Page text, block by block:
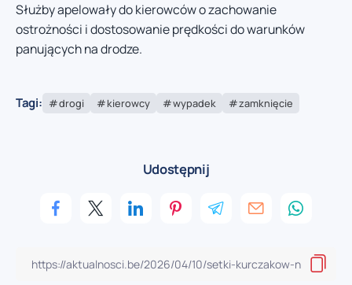
Służby apelowały do kierowców o zachowanie
ostrożności i dostosowanie prędkości do warunków
panujących na drodze.
Tagi: drogi kierowcy wypadek zamknięcie
Udostępnij